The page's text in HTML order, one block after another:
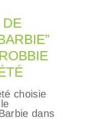
DE
choisie
dans